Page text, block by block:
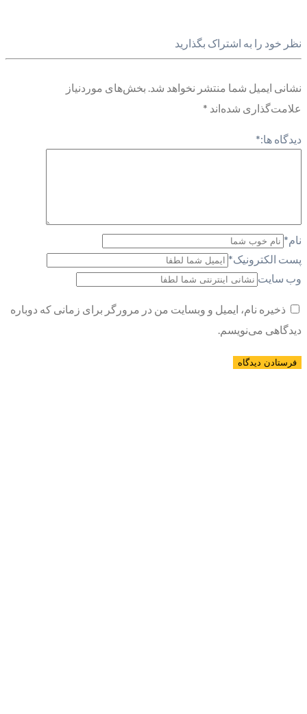
نظر خود را به اشتراک بگذارید
نشانی ایمیل شما منتشر نخواهد شد. بخش‌های موردنیاز
علامت‌گذاری شده‌اند *
دیدگاه ها:*
نام*
پست الکترونیک*
وب سایت
ذخیره نام، ایمیل و وبسایت من در مرورگر برای زمانی که دوباره
دیدگاهی می‌نویسم.